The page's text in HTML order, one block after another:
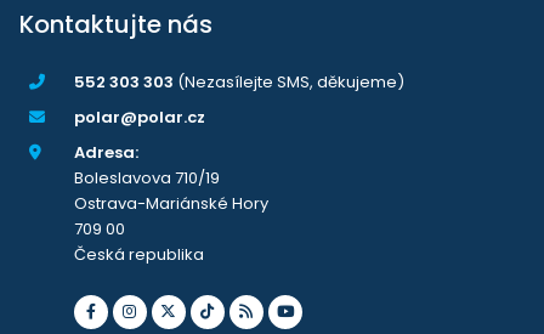
Kontaktujte nás
552 303 303 (Nezasílejte SMS, děkujeme)
polar@polar.cz
Adresa:
Boleslavova 710/19
Ostrava-Mariánské Hory
709 00
Česká republika